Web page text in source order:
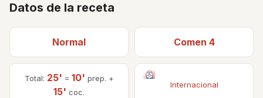
Datos de la receta
Normal Comen 4
Total: 25' = 10' prep. +
15' coc.
Internacional